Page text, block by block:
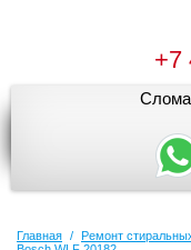
+7
Главная / Ремонт